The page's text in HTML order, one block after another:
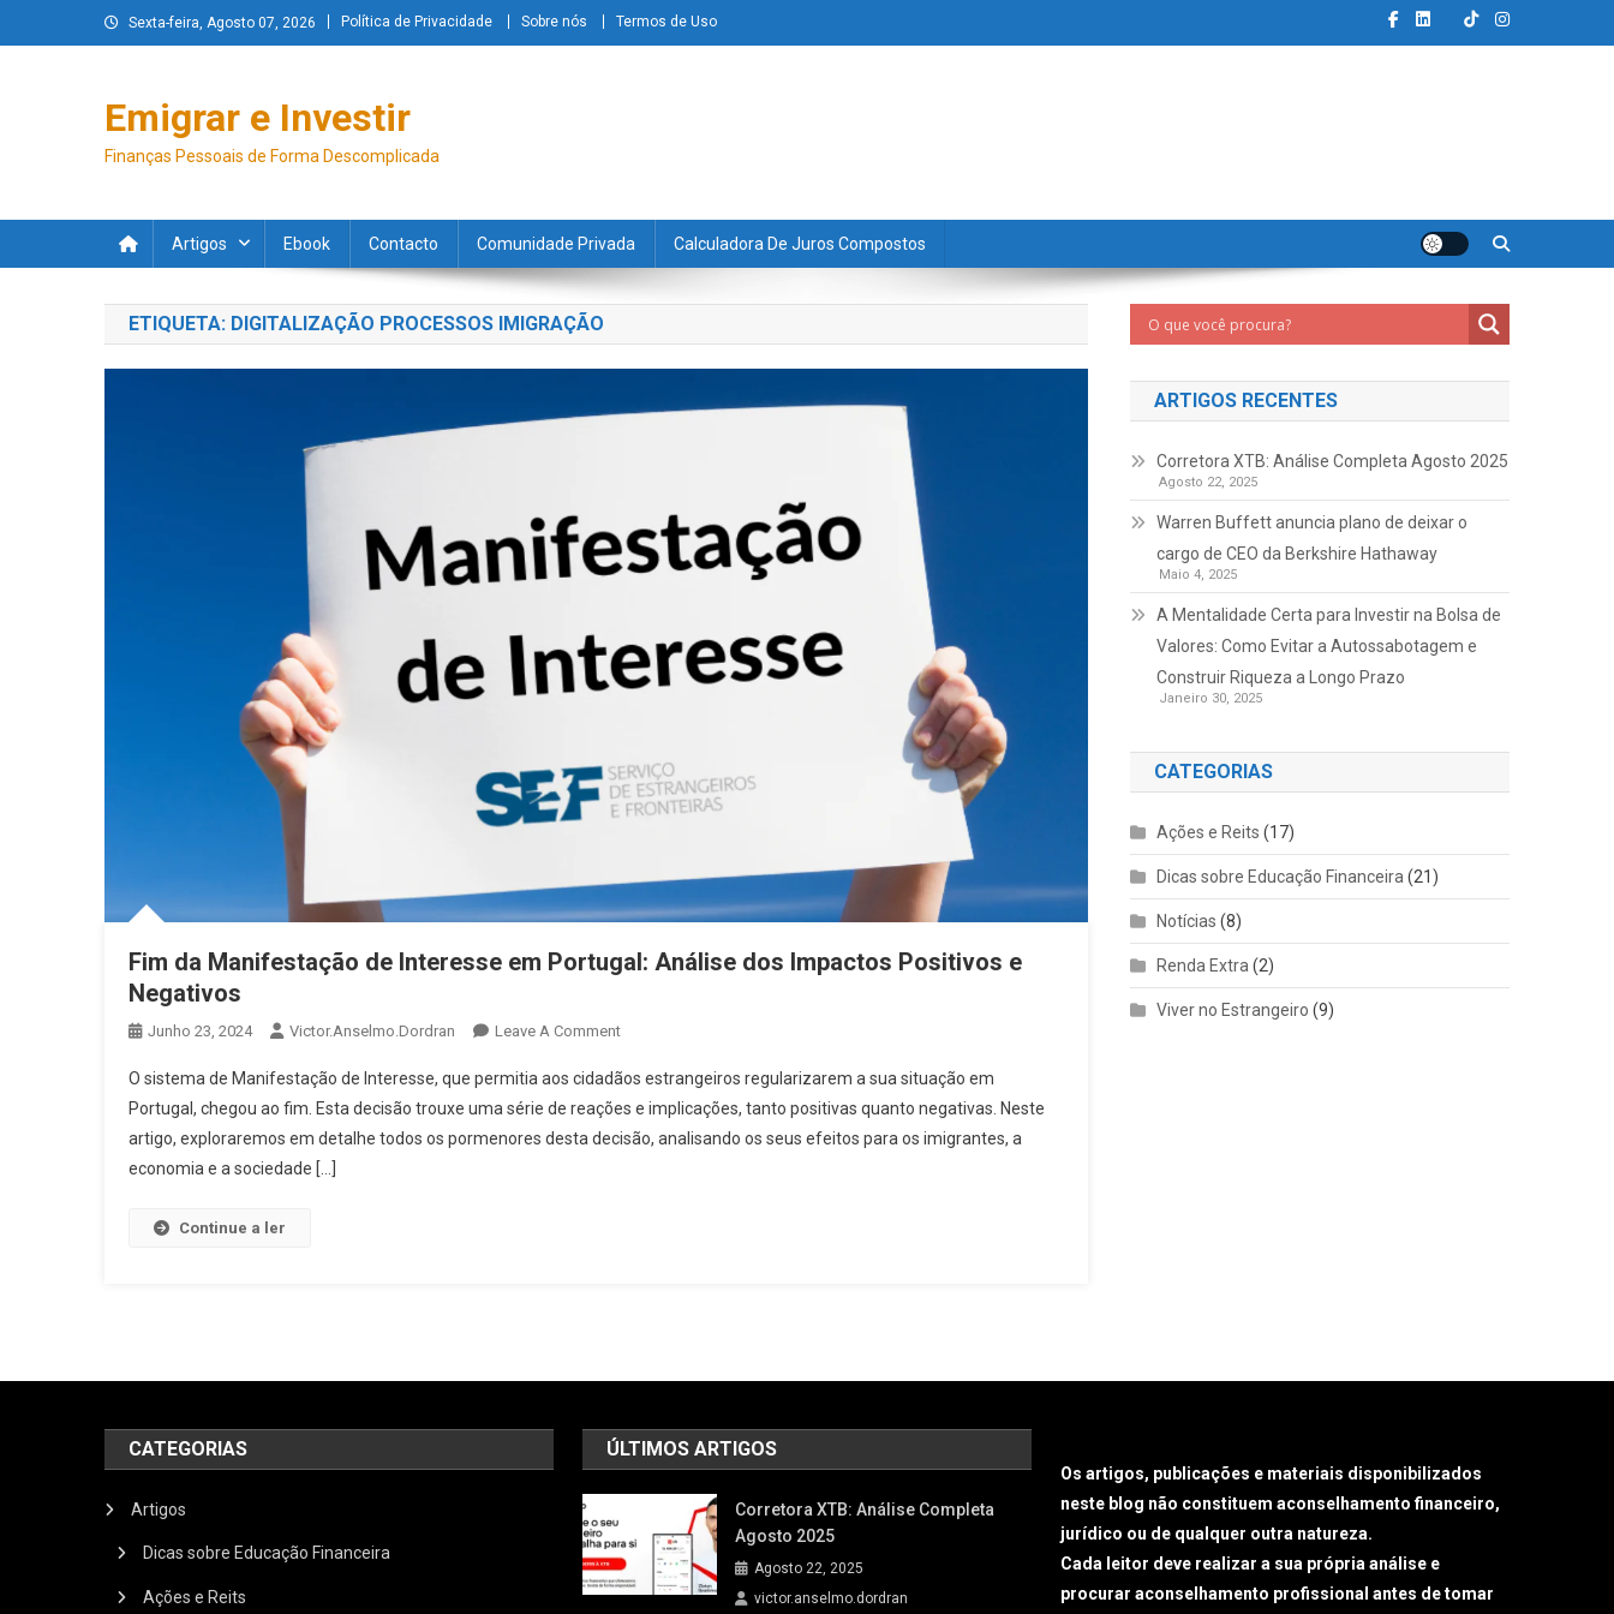
Sexta-feira, Agosto 07, 2026 Política de Privacidade Sobre nós Termos de Uso
Emigrar e Investir
Finanças Pessoais de Forma Descomplicada
Artigos Ebook Contacto Comunidade Privada Calculadora De Juros Compostos
ETIQUETA: DIGITALIZAÇÃO PROCESSOS IMIGRAÇÃO
Fim da Manifestação de Interesse em Portugal: Análise dos Impactos Positivos e
Negativos
Junho 23, 2024 Victor.anselmo.dordran Leave A Comment
O sistema de Manifestação de Interesse, que permitia aos cidadãos estrangeiros regularizarem a sua situação em
Portugal, chegou ao fim. Esta decisão trouxe uma série de reações e implicações, tanto positivas quanto negativas. Neste
artigo, exploraremos em detalhe todos os pormenores desta decisão, analisando os seus efeitos para os imigrantes, a
economia e a sociedade […]
Continue a ler
ARTIGOS RECENTES
Corretora XTB: Análise Completa Agosto 2025
Agosto 22, 2025
Warren Buffett anuncia plano de deixar o
cargo de CEO da Berkshire Hathaway
Maio 4, 2025
A Mentalidade Certa para Investir na Bolsa de
Valores: Como Evitar a Autossabotagem e
Construir Riqueza a Longo Prazo
Janeiro 30, 2025
CATEGORIAS
Ações e Reits (17)
Dicas sobre Educação Financeira (21)
Notícias (8)
Renda Extra (2)
Viver no Estrangeiro (9)
CATEGORIAS
Artigos
Dicas sobre Educação Financeira
Ações e Reits
ÚLTIMOS ARTIGOS
Corretora XTB: Análise Completa
Agosto 2025
Agosto 22, 2025
victor.anselmo.dordran
Os artigos, publicações e materiais disponibilizados
neste blog não constituem aconselhamento financeiro,
jurídico ou de qualquer outra natureza.
Cada leitor deve realizar a sua própria análise e
procurar aconselhamento profissional antes de tomar